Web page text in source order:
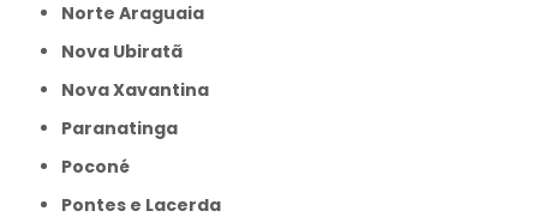
Norte Araguaia
Nova Ubiratã
Nova Xavantina
Paranatinga
Poconé
Pontes e Lacerda